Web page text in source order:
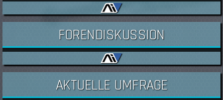
FORENDISKUSSION
AKTUELLE UMFRAGE